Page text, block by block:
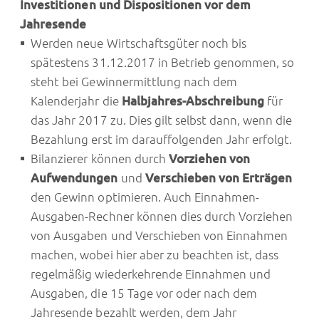
Investitionen und Dispositionen vor dem
Jahresende
Werden neue Wirtschaftsgüter noch bis
spätestens 31.12.2017 in Betrieb genommen, so
steht bei Gewinnermittlung nach dem
Kalenderjahr die Halbjahres-Abschreibung für
das Jahr 2017 zu. Dies gilt selbst dann, wenn die
Bezahlung erst im darauffolgenden Jahr erfolgt.
Bilanzierer können durch Vorziehen von
Aufwendungen und Verschieben von Erträgen
den Gewinn optimieren. Auch Einnahmen-
Ausgaben-Rechner können dies durch Vorziehen
von Ausgaben und Verschieben von Einnahmen
machen, wobei hier aber zu beachten ist, dass
regelmäßig wiederkehrende Einnahmen und
Ausgaben, die 15 Tage vor oder nach dem
Jahresende bezahlt werden, dem Jahr